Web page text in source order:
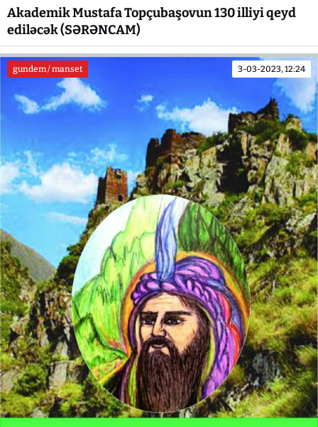
Akademik Mustafa Topçubaşovun 130 illiyi qeyd
ediləcək (SƏRƏNCAM)
gundem / manset 3-03-2023, 12:24